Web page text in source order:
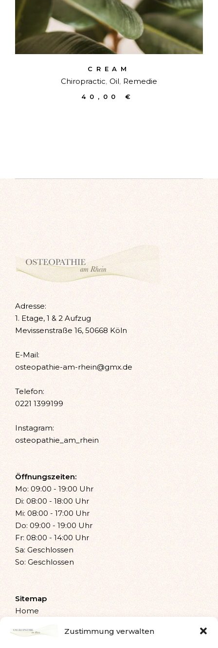
Zustimmung verwalten
CREAM
Chiropractic Oil Remedie
40,00 €
Adresse:
1. Etage, 1 & 2 Aufzug
Mevissenstraße 16, 50668 Köln
E-Mail:
osteopathie-am-rhein@gmx.de
Telefon:
0221 1399199
Instagram:
osteopathie_am_rhein
Öffnungszeiten:
Mo: 09:00 - 19:00 Uhr
Di: 08:00 - 18:00 Uhr
Mi: 08:00 - 17:00 Uhr
Do: 09:00 - 19:00 Uhr
Fr: 08:00 - 14:00 Uhr
Sa: Geschlossen
So: Geschlossen
Sitemap
Home
Leistungen